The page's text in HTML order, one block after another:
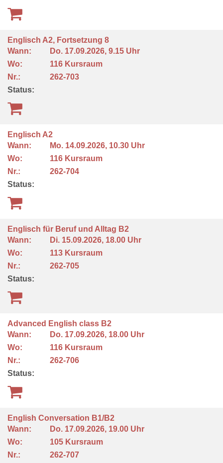
Englisch A2, Fortsetzung 8
Wann:
Do. 17.09.2026, 9.15 Uhr
Wo:
116 Kursraum
Nr.:
262-703
Status:
Englisch A2
Wann:
Mo. 14.09.2026, 10.30 Uhr
Wo:
116 Kursraum
Nr.:
262-704
Status:
Englisch für Beruf und Alltag B2
Wann:
Di. 15.09.2026, 18.00 Uhr
Wo:
113 Kursraum
Nr.:
262-705
Status:
Advanced English class B2
Wann:
Do. 17.09.2026, 18.00 Uhr
Wo:
116 Kursraum
Nr.:
262-706
Status:
English Conversation B1/B2
Wann:
Do. 17.09.2026, 19.00 Uhr
Wo:
105 Kursraum
Nr.:
262-707